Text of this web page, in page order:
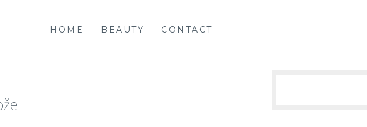
HOME BEAUTY CONTACT